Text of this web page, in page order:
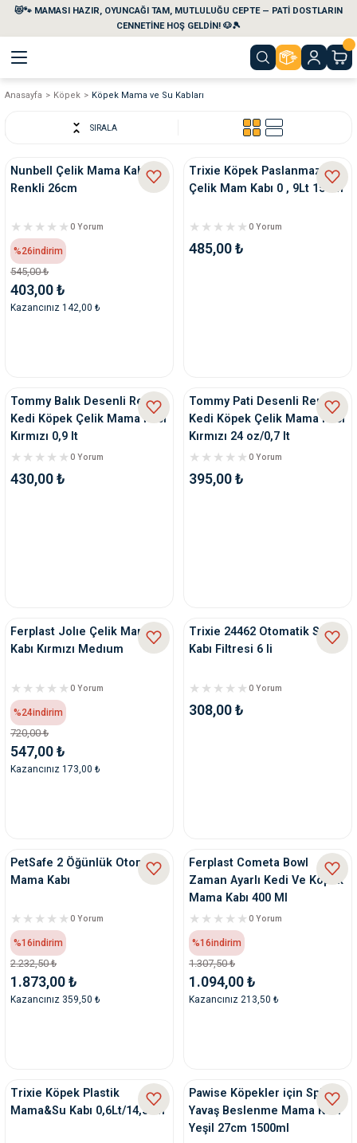
😻🐾 MAMASI HAZIR, OYUNCAĞI TAM, MUTLULUĞU CEPTE — PATİ DOSTLARIN
CENNETİNE HOŞ GELDİN! 🐶🎾
Geri Dön
Temizlik
Ek Besinler
Geri Dön
Temizlik Ürünleri
Kemikleri
Seyahat Ürünleri
Geri Dön
Geri Dön
Geri Dön
Geri Dön
Anasayfa Köpek Köpek Mama ve Su Kabları
SIRALA
Nunbell Çelik Mama Kabı
Renkli 26cm
0 Yorum
%26indirim
545,00 ₺
403,00 ₺
Kazancınız 142,00 ₺
Trixie Köpek Paslanmaz
Çelik Mam Kabı 0 , 9Lt 15Cm
0 Yorum
485,00 ₺
Tommy Balık Desenli Renkli
Kedi Köpek Çelik Mama Kabı
Kırmızı 0,9 lt
0 Yorum
430,00 ₺
Tommy Pati Desenli Renkli
Kedi Köpek Çelik Mama Kabı
Kırmızı 24 oz/0,7 lt
0 Yorum
395,00 ₺
Ferplast Jolıe Çelik Mama
Kabı Kırmızı Medıum
0 Yorum
%24indirim
720,00 ₺
547,00 ₺
Kazancınız 173,00 ₺
Trixie 24462 Otomatik Su
Kabı Filtresi 6 li
0 Yorum
308,00 ₺
PetSafe 2 Öğünlük Otomatik
Mama Kabı
0 Yorum
%16indirim
2.232,50 ₺
1.873,00 ₺
Kazancınız 359,50 ₺
Ferplast Cometa Bowl
Zaman Ayarlı Kedi Ve Köpek
Mama Kabı 400 Ml
0 Yorum
%16indirim
1.307,50 ₺
1.094,00 ₺
Kazancınız 213,50 ₺
Trixie Köpek Plastik
Mama&Su Kabı 0,6Lt/14,5cm
Pawise Köpekler için Spiral
Yavaş Beslenme Mama Kabı
Yeşil 27cm 1500ml